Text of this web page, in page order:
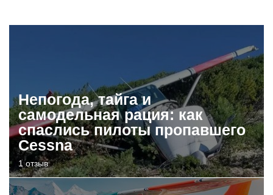
Непогода, тайга и
самодельная рация: как
спаслись пилоты пропавшего
Cessna
1 отзыв